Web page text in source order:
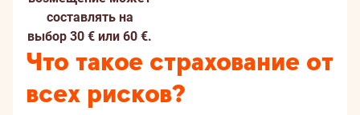
составлять на
выбор 30 € или 60 €.
Что такое страхование от
всех рисков?